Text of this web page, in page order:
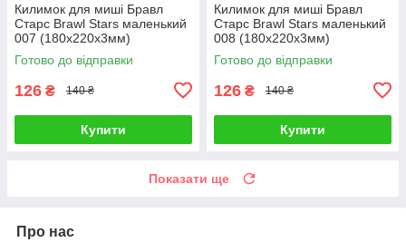
Килимок для миші Бравл
Старс Brawl Stars маленький
007 (180х220х3мм)
Готово до відправки
126 ₴ 140 ₴
Купити
Килимок для миші Бравл
Старс Brawl Stars маленький
008 (180х220х3мм)
Готово до відправки
126 ₴ 140 ₴
Купити
Показати ще
Про нас